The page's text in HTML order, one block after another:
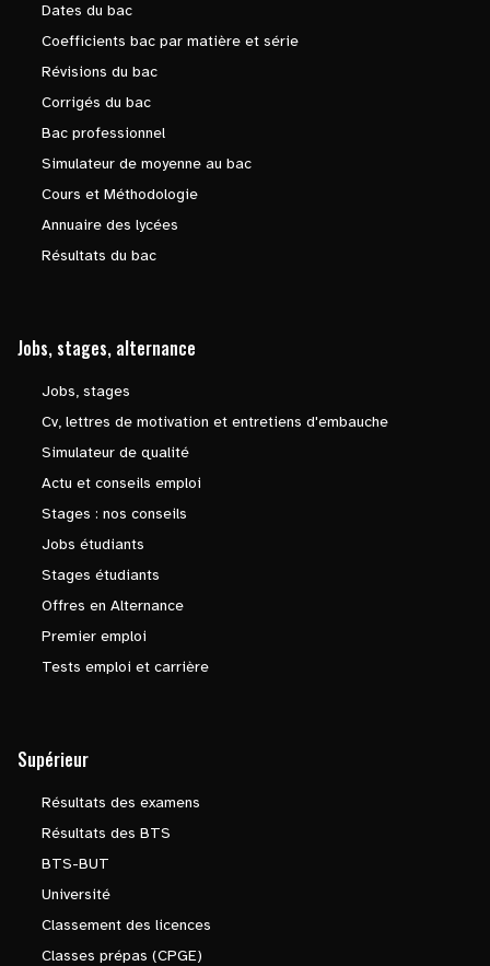
Dates du bac
Coefficients bac par matière et série
Révisions du bac
Corrigés du bac
Bac professionnel
Simulateur de moyenne au bac
Cours et Méthodologie
Annuaire des lycées
Résultats du bac
Jobs, stages, alternance
Jobs, stages
Cv, lettres de motivation et entretiens d'embauche
Simulateur de qualité
Actu et conseils emploi
Stages : nos conseils
Jobs étudiants
Stages étudiants
Offres en Alternance
Premier emploi
Tests emploi et carrière
Supérieur
Résultats des examens
Résultats des BTS
BTS-BUT
Université
Classement des licences
Classes prépas (CPGE)